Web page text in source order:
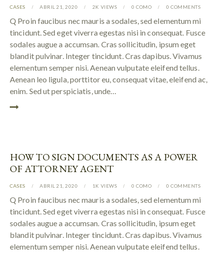
CASES ABRIL 21, 2020 2K VIEWS 0 COMO 0 COMMENTS
Q Proin faucibus nec mauris a sodales, sed elementum mi
tincidunt. Sed eget viverra egestas nisi in consequat. Fusce
sodales augue a accumsan. Cras sollicitudin, ipsum eget
blandit pulvinar. Integer tincidunt. Cras dapibus. Vivamus
elementum semper nisi. Aenean vulputate eleifend tellus.
Aenean leo ligula, porttitor eu, consequat vitae, eleifend ac,
enim. Sed ut perspiciatis, unde…
HOW TO SIGN DOCUMENTS AS A POWER
OF ATTORNEY AGENT
CASES ABRIL 21, 2020 1K VIEWS 0 COMO 0 COMMENTS
Q Proin faucibus nec mauris a sodales, sed elementum mi
tincidunt. Sed eget viverra egestas nisi in consequat. Fusce
sodales augue a accumsan. Cras sollicitudin, ipsum eget
blandit pulvinar. Integer tincidunt. Cras dapibus. Vivamus
elementum semper nisi. Aenean vulputate eleifend tellus.